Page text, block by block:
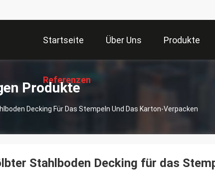
Startseite Über Uns Produkte
Referenzen
Produkte
Decking Für Das Stempeln Und Das Karton-Verpacken
Stahlboden Decking für das